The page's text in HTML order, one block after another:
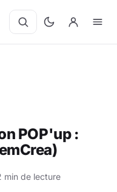
POP'up :
min de lecture